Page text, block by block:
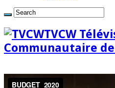
TVCW
Communautaire